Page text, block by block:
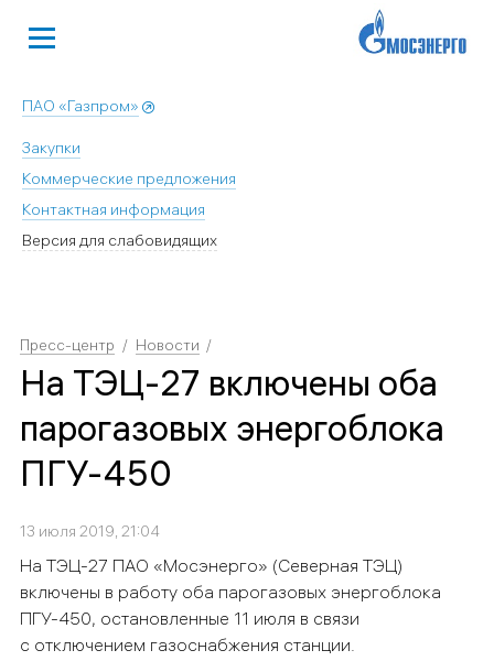
ПАО «Газпром»
Закупки
Коммерческие предложения
Контактная информация
Версия для слабовидящих
Пресс-центр Новости
На ТЭЦ-27 включены оба
парогазовых энергоблока
ПГУ-450
13 июля 2019, 21:04
На ТЭЦ-27 ПАО «Мосэнерго» (Северная ТЭЦ)
включены в работу оба парогазовых энергоблока
ПГУ-450, остановленные 11 июля в связи
с отключением газоснабжения станции.